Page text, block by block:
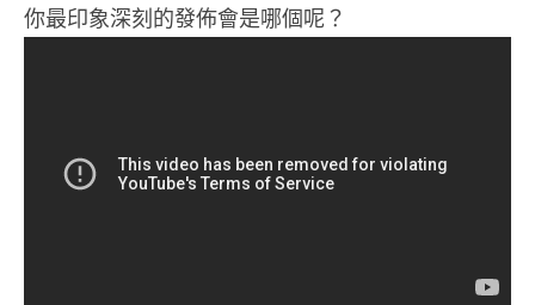
你最印象深刻的發佈會是哪個呢？